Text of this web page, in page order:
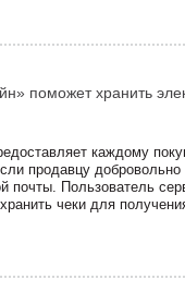
поможет хранить
каждому
продавцу
почты. Пользователь
чеки для